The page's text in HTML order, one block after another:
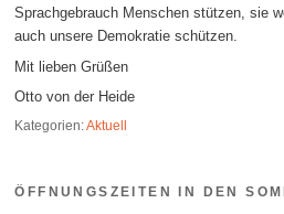
Sprachgebrauch Menschen stützen, sie
auch unsere Demokratie schützen.
Mit lieben Grüßen
Otto von der Heide
Kategorien:Aktuell
ÖFFNUNGSZEITEN IN DEN